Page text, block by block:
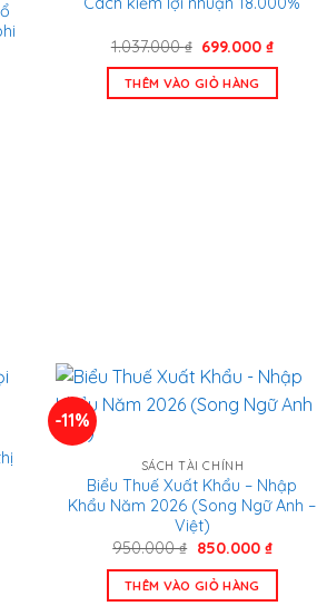
1.037.000₫ Giá
là:
1.037.000 ₫.
699.000₫Giá
là:
THÊM VÀO GIỎ HÀNG
-11%
SÁCH TÀI CHÍNH
Biểu Thuế Xuất Khẩu – Nhập
Khẩu Năm 2026 (Song Ngữ Anh –
Việt)
950.000₫ Giá
là:
950.000 ₫.
850.000 ₫Giá
tại
THÊM VÀO GIỎ HÀNG